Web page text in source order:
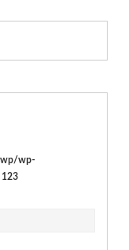
wp/wp-
123